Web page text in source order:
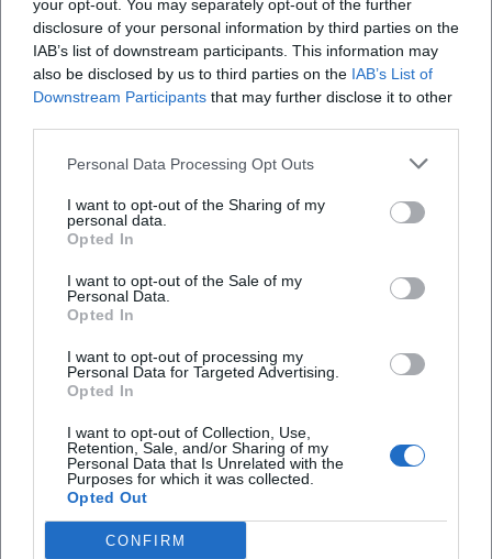
your opt-out. You may separately opt-out of the further
disclosure of your personal information by third parties on the
IAB’s list of downstream participants. This information may
also be disclosed by us to third parties on the IAB’s List of
Downstream Participants that may further disclose it to other
Personal Data Processing Opt Outs
I want to opt-out of the Sharing of my
personal data.
Opted In
I want to opt-out of the Sale of my
Personal Data.
Opted In
I want to opt-out of processing my
Personal Data for Targeted Advertising.
Opted In
I want to opt-out of Collection, Use,
Retention, Sale, and/or Sharing of my
Personal Data that Is Unrelated with the
Purposes for which it was collected.
Opted Out
CONFIRM
Für welche Altersklassen ist die Mini WM
gedacht?
Wann und wo findet das Turnier statt?
Wie steht es um Sicherheit und Ablauf?
Gibt es eine Altersempfehlung für
Zuschauerkinder?
Sind Parken, Verpflegung und
Wickelmöglichkeiten verfügbar?
Was kostet die Teilnahme oder der Eintritt?